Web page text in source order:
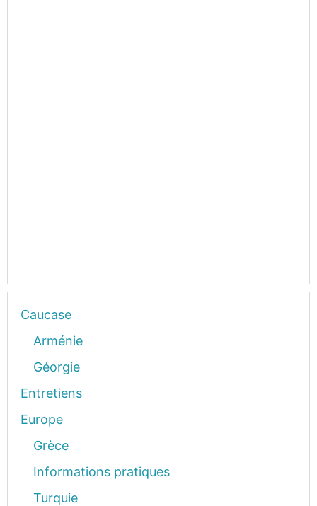
Caucase
Arménie
Géorgie
Entretiens
Europe
Grèce
Informations pratiques
Turquie